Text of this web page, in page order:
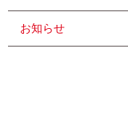
お知らせ